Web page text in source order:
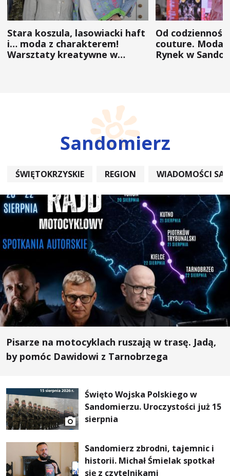
Stara koszula, lasowiacki haft
i… moda z charakterem!
Warsztaty kreatywne w
Od
couture. Moda
Rynek w
Sandomierz
ŚWIĘTOKRZYSKIE REGION WIADOMOŚCI
Pisarze na motocyklach ruszają w trasę. Jadą,
by pomóc Dawidowi z Tarnobrzega
Święto Wojska Polskiego w
Sandomierzu. Uroczystości już 15
sierpnia
Sandomierz zbrodni, tajemnic i
historii. Michał Śmielak spotkał
się z czytelnikami